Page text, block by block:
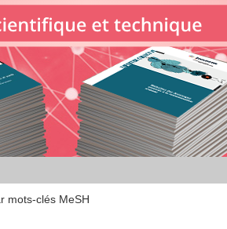
mots-clés MeSH